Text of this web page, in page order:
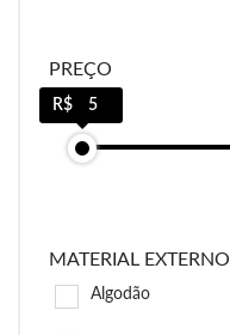
PREÇO
5
MATERIAL EXTERNO
Algodão